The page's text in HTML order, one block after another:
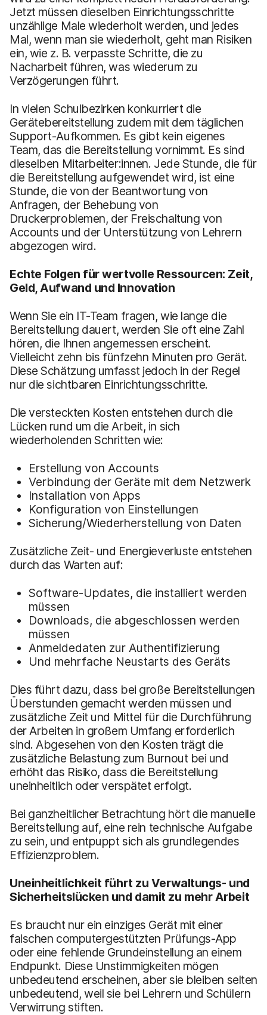
Jetzt müssen dieselben Einrichtungsschritte
unzählige Male wiederholt werden, und jedes
Mal, wenn man sie wiederholt, geht man Risiken
ein, wie z. B. verpasste Schritte, die zu
Nacharbeit führen, was wiederum zu
Verzögerungen führt.
In vielen Schulbezirken konkurriert die
Gerätebereitstellung zudem mit dem täglichen
Support-Aufkommen. Es gibt kein eigenes
Team, das die Bereitstellung vornimmt. Es sind
dieselben Mitarbeiter:innen. Jede Stunde, die für
die Bereitstellung aufgewendet wird, ist eine
Stunde, die von der Beantwortung von
Anfragen, der Behebung von
Druckerproblemen, der Freischaltung von
Accounts und der Unterstützung von Lehrern
abgezogen wird.
Echte Folgen für wertvolle Ressourcen: Zeit,
Geld, Aufwand und Innovation
Wenn Sie ein IT-Team fragen, wie lange die
Bereitstellung dauert, werden Sie oft eine Zahl
hören, die Ihnen angemessen erscheint.
Vielleicht zehn bis fünfzehn Minuten pro Gerät.
Diese Schätzung umfasst jedoch in der Regel
nur die sichtbaren Einrichtungsschritte.
Die versteckten Kosten entstehen durch die
Lücken rund um die Arbeit, in sich
wiederholenden Schritten wie:
Erstellung von Accounts
Verbindung der Geräte mit dem Netzwerk
Installation von Apps
Konfiguration von Einstellungen
Sicherung/Wiederherstellung von Daten
Zusätzliche Zeit- und Energieverluste entstehen
durch das Warten auf:
Software-Updates, die installiert werden
müssen
Downloads, die abgeschlossen werden
müssen
Anmeldedaten zur Authentifizierung
Und mehrfache Neustarts des Geräts
Dies führt dazu, dass bei große Bereitstellungen
Überstunden gemacht werden müssen und
zusätzliche Zeit und Mittel für die Durchführung
der Arbeiten in großem Umfang erforderlich
sind. Abgesehen von den Kosten trägt die
zusätzliche Belastung zum Burnout bei und
erhöht das Risiko, dass die Bereitstellung
uneinheitlich oder verspätet erfolgt.
Bei ganzheitlicher Betrachtung hört die manuelle
Bereitstellung auf, eine rein technische Aufgabe
zu sein, und entpuppt sich als grundlegendes
Effizienzproblem.
Uneinheitlichkeit führt zu Verwaltungs- und
Sicherheitslücken und damit zu mehr Arbeit
Es braucht nur ein einziges Gerät mit einer
falschen computergestützten Prüfungs-App
oder eine fehlende Grundeinstellung an einem
Endpunkt. Diese Unstimmigkeiten mögen
unbedeutend erscheinen, aber sie bleiben selten
unbedeutend, weil sie bei Lehrern und Schülern
Verwirrung stiften.